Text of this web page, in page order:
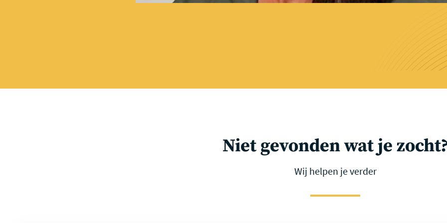
Niet gevonden wat je
Wij helpen je verder